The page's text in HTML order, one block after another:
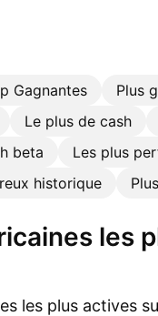
Gagnantes Plus
Le plus de cash
beta Les plus
historique
les plus actives